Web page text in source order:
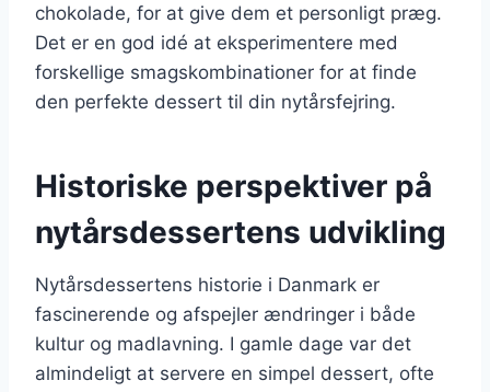
chokolade, for at give dem et personligt præg.
Det er en god idé at eksperimentere med
forskellige smagskombinationer for at finde
den perfekte dessert til din nytårsfejring.
Historiske perspektiver på
nytårsdessertens udvikling
Nytårsdessertens historie i Danmark er
fascinerende og afspejler ændringer i både
kultur og madlavning. I gamle dage var det
almindeligt at servere en simpel dessert, ofte